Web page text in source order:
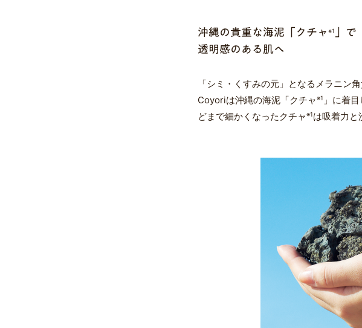
沖縄の貴重な海泥「クチャ ※1
」で
透明感のある肌へ
「シミ・くすみの元」となるメラニン
Coyoriは沖縄の海泥「クチャ※1 」に着
どまで細かくなったクチャ※1は吸着力と